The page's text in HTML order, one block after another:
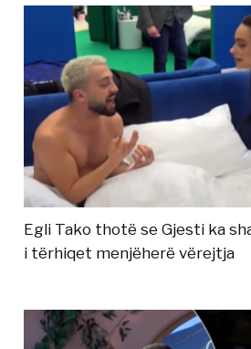
Egli Tako thotë se Gjesti ka
i tërhiqet menjëherë vërejtja